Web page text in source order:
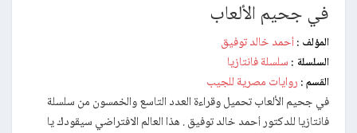
في جحيم الألعاب
المؤلف : أحمد خالد توفيق
السلسلة : سلسلة فانتازيا
القسم : روايات مصرية للجيب
في جحيم الألعاب تحميل وقراءة العدد التاسع والخمسون من سلسلة
فانتازيا للدكتور أحمد خالد توفيق . هذا العالم الافتراضي سيقودك يا